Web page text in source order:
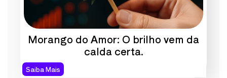
Morango do Amor: O brilho vem da
calda certa.
Saiba Mais